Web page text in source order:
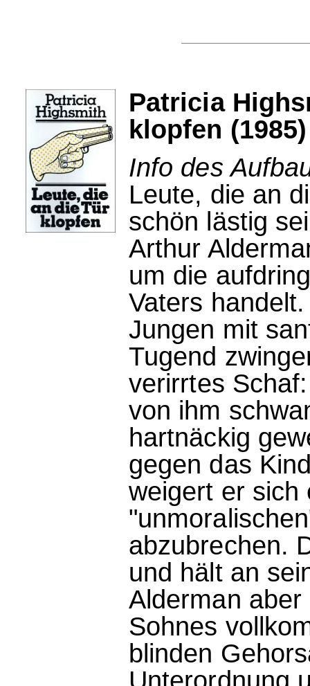
Patricia
klopfen (1985)
Info des
Leute, die an
schön lästig
Arthur
um die
Vaters
Jungen mit
Tugend
verirrtes
von ihm
hartnäckig
gegen das
weigert er sich
abzubrechen.
und hält an
Alderman
Sohnes
blinden
Unterordnung